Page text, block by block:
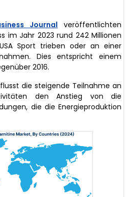
Journal veröffentlichten
im Jahr 2023 rund 242 Millionen
Sport trieben oder an einer
Dies entspricht einem
2016.
die steigende Teilnahme an
den Anstieg von die
die die Energieproduktion